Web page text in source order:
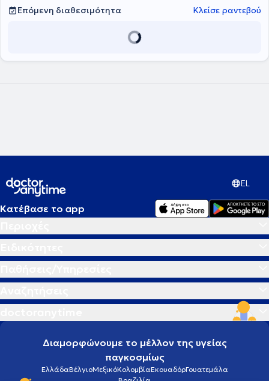
Ninewells Hospital της Μεγάλης Βρετανίας. Διαθέτει μεταπτυχιακό
τίτλο σπουδών (MPH) στη Δημόσια Υγεία από το University of
Είναι οργανωτής του Σεμιναρίου Καταδυτικής & Υπερβαρικής
Επόμενη διαθεσιμότητα Κλείσε ραντεβού
EL
Κατέβασε το app
Διαμορφώνουμε το μέλλον της υγείας
παγκοσμίως
ΕλλάδαΒέλγιοΜεξικόΚολομβίαΕκουαδόρΓουατεμάλα